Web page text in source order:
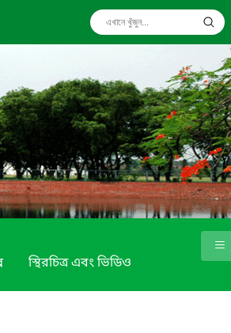
স্থিরচিত্র এবং ভিডিও